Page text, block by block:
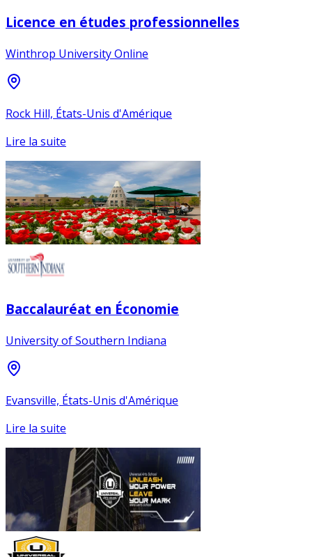
Licence en études professionnelles
Winthrop University Online
Rock Hill, États-Unis d'Amérique
Lire la suite
Baccalauréat en Économie
University of Southern Indiana
Evansville, États-Unis d'Amérique
Lire la suite